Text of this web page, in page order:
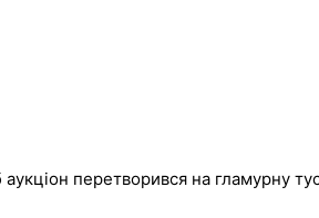
перетворився на гламурну